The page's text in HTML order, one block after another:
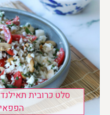
סלט כרובית